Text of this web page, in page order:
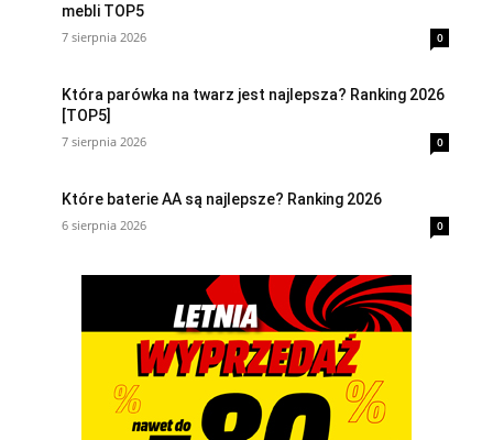
mebli TOP5
7 sierpnia 2026 0
Która parówka na twarz jest najlepsza? Ranking 2026
[TOP5]
7 sierpnia 2026 0
Które baterie AA są najlepsze? Ranking 2026
6 sierpnia 2026 0